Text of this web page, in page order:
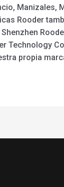
Manizales,
Rooder
Shenzhen
Technology
propia